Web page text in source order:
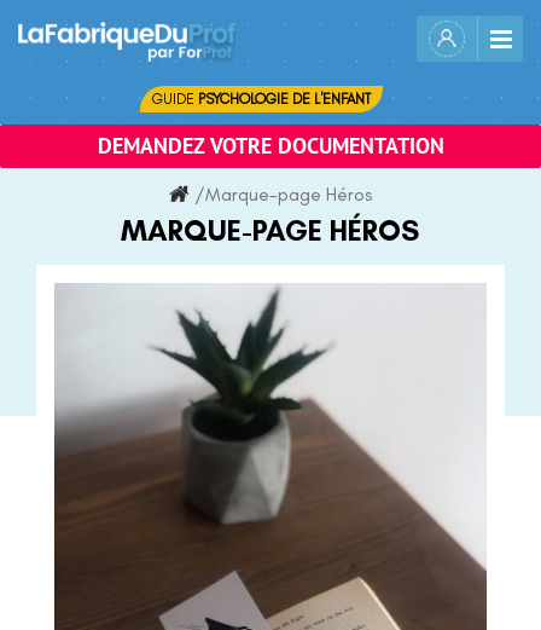
content
GUIDE PSYCHOLOGIE DE L'ENFANT
DEMANDEZ VOTRE DOCUMENTATION
/Marque-page Héros
MARQUE-PAGE HÉROS